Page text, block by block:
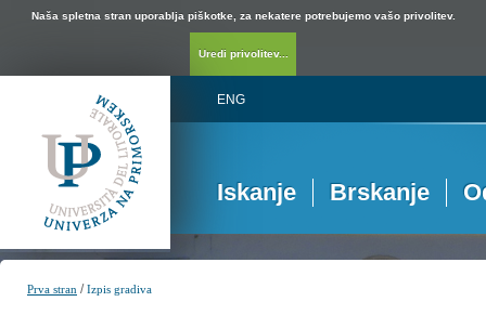
Naša spletna stran uporablja piškotke, za nekatere potrebujemo vašo privolitev.
Uredi privolitev...
ENG
Iskanje Brskanje
Prva stran /Izpis gradiva